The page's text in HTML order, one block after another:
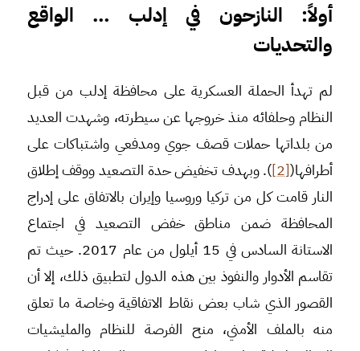
أولاً: النازحون في إدلب … الواقع
والتحديات
لم تهدأ الحملة العسكرية على محافظة إدلب من قبل
النظام وحلفائه منذ خروجها عن سيطرته، وشهدت العديد
من بلداتها حملات قصف جوي ومدفعي واشتباكات على
أطرافها([2]
). وبهدف تخفيض حدة التصعيد ووقف إطلاق
النار قامت كل من تركيا وروسيا وإيران بالاتفاق على إدراج
المحافظة ضمن مناطق خفض التصعيد في اجتماع
الاستانة السادس في 15 أيلول من عام 2017. حيث تم
تقاسم الأدوار والنفوذ بين هذه الدول لتطبيق ذلك، إلا أن
القصور الذي شاب بعض نقاط الاتفاقية وخاصة ما تعلق
منه بالملف الأمني، منح الفرصة للنظام والمليشيات